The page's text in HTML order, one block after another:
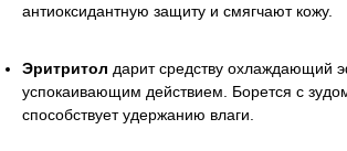
антиоксидантную защиту и смягчают кожу.
Эритритол дарит средству охлаждающий
успокаивающим действием. Борется с
способствует удержанию влаги.